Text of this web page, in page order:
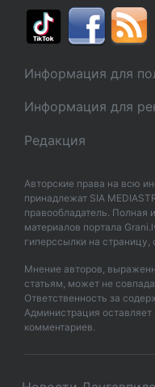
Информация для
Информация для
Редакция
Авторские права на всю
принадлежат SIA
правообладатель. Полная
материалов портала
гиперссылки на страницу,
Мнение авторов,
статьям, может не
Ответственность за
Администрация оставляет
комментариев.